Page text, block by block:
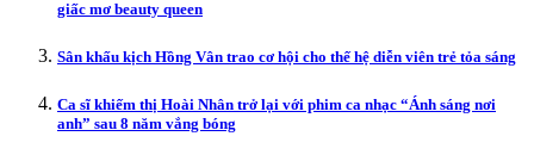
giấc mơ beauty queen
Sân khấu kịch Hồng Vân trao cơ hội cho thế hệ diễn viên trẻ tỏa sáng
Ca sĩ khiếm thị Hoài Nhân trở lại với phim ca nhạc “Ánh sáng nơi
anh” sau 8 năm vắng bóng